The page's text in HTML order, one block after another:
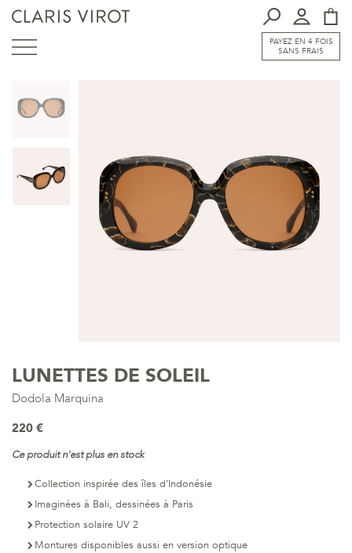
PAYEZ EN 4 FOIS
SANS FRAIS
LUNETTES DE SOLEIL
Dodola Marquina
220 €
Ce produit n'est plus en stock
Collection inspirée des îles d’Indonésie
Imaginées à Bali, dessinées à Paris
Protection solaire UV 2
Montures disponibles aussi en version optique